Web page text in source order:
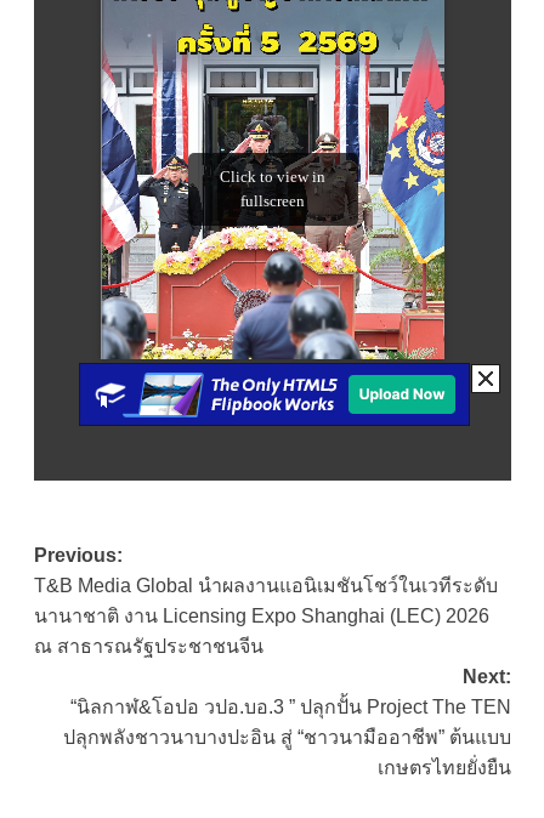
Post
navigation
Previous:
T&B Media Global นำผลงานแอนิเมชันโชว์ในเวทีระดับ
นานาชาติ งาน Licensing Expo Shanghai (LEC) 2026
ณ สาธารณรัฐประชาชนจีน
Next:
“นิลกาฬ&โอปอ วปอ.บอ.3 ” ปลุกปั้น Project The TEN
ปลุกพลังชาวนาบางปะอิน สู่ “ชาวนามืออาชีพ” ต้นแบบ
เกษตรไทยยั่งยืน